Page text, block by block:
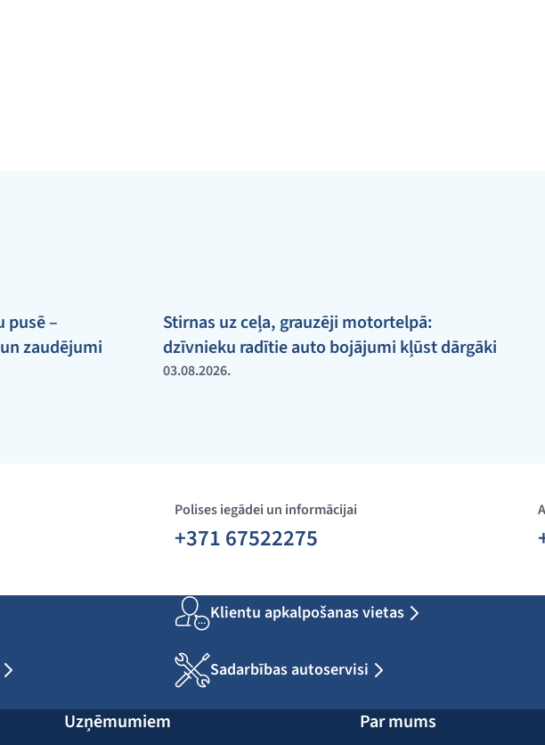
pusē –
zaudējumi
Stirnas uz ceļa, grauzēji motortelpā:
dzīvnieku radītie auto bojājumi kļūst dārgāki
03.08.2026.
Polises iegādei un informācijai
+371 67522275
Klientu apkalpošanas vietas
Sadarbības autoservisi
Uzņēmumiem Par mums